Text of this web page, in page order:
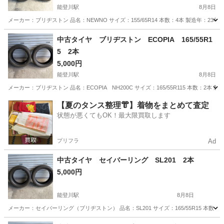
能登川駅 8月8日
メーカー：ブリヂストン 品名：NEWNO サイズ：155/65R14 本数：4本 製造年：23
滋賀 東近江市 能登川駅 タイヤ、ホイール
中古タイヤ ブリヂストン ECOPIA 165/55R1
5 2本
5,000円
能登川駅 8月8日
メーカー：ブリヂストン 品名：ECOPIA NH200C サイズ：165/55R115 本数：2本
滋賀 東近江市 能登川駅 タイヤ、ホイール ブリヂストン
【夏のタンス整理👘】着物をまとめて査定
状態が悪くてもOK！最大限買取します
プリフラ Ad
中古タイヤ セイバーリング SL201 2本
5,000円
能登川駅 8月8日
メーカー：セイバーリング（ブリヂストン） 品名：SL201 サイズ：165/55R15 本数